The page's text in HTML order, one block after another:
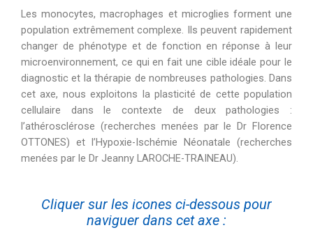
Les monocytes, macrophages et microglies forment une
population extrêmement complexe. Ils peuvent rapidement
changer de phénotype et de fonction en réponse à leur
microenvironnement, ce qui en fait une cible idéale pour le
diagnostic et la thérapie de nombreuses pathologies. Dans
cet axe, nous exploitons la plasticité de cette population
cellulaire dans le contexte de deux pathologies :
l’athérosclérose (recherches menées par le Dr Florence
OTTONES) et l’Hypoxie-Ischémie Néonatale (recherches
menées par le Dr Jeanny LAROCHE-TRAINEAU).
Cliquer sur les icones ci-dessous pour
naviguer dans cet axe :